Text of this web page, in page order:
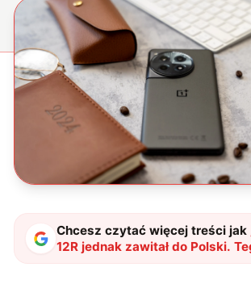
Chcesz czytać więcej treści jak
12R jednak zawitał do Polski.
spodziewaliśmy"?